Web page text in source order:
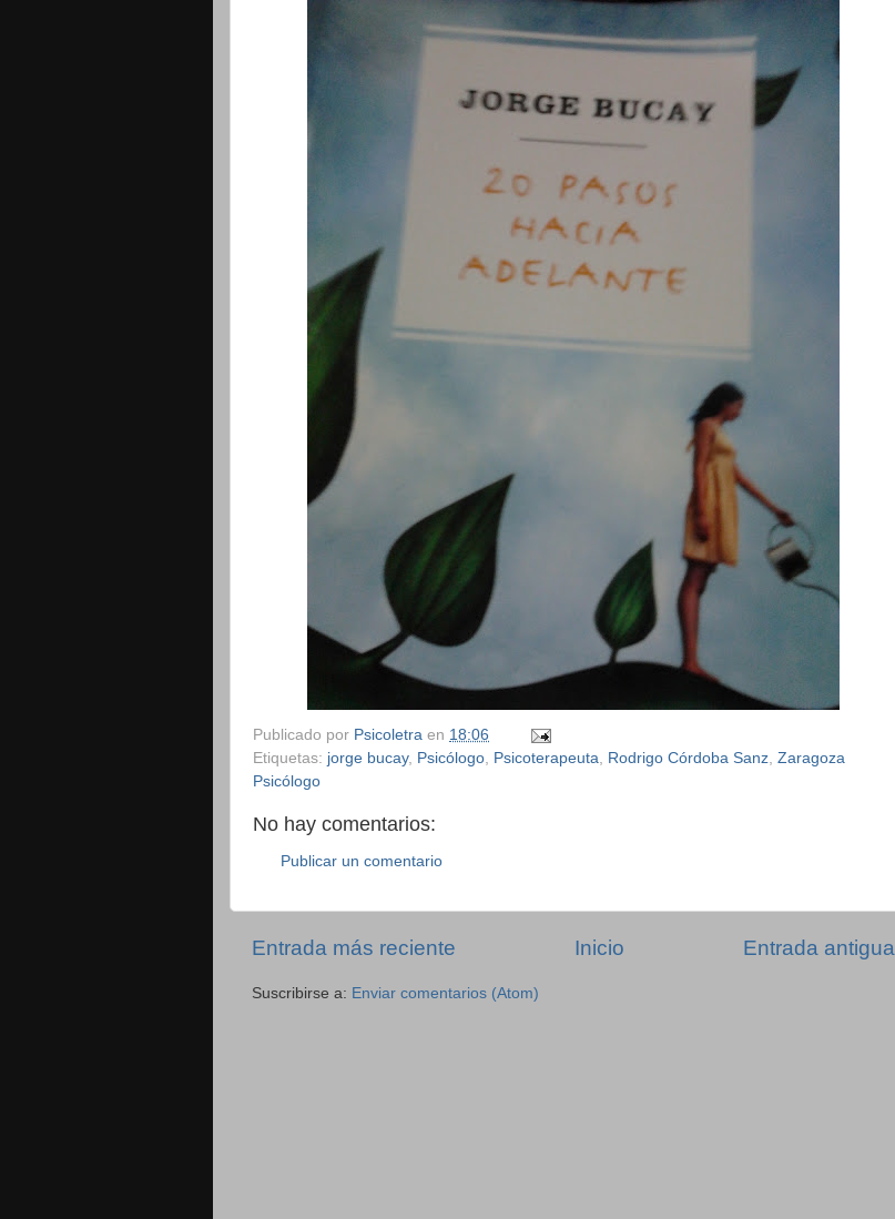
Publicado por Psicoletra en 18:06
Etiquetas: jorge bucay, Psicólogo, Psicoterapeuta, Rodrigo Córdoba Sanz, Zaragoza
Psicólogo
No hay comentarios:
Publicar un comentario
Entrada más reciente Entrada antigua
Inicio
Suscribirse a: Enviar comentarios (Atom)